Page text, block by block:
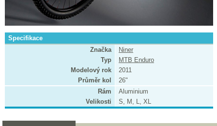
Specifikace
Značka
Niner
Typ
MTB Enduro
Modelový rok
2011
Průměr kol
26"
Rám
Aluminium
Velikosti
S, M, L, XL